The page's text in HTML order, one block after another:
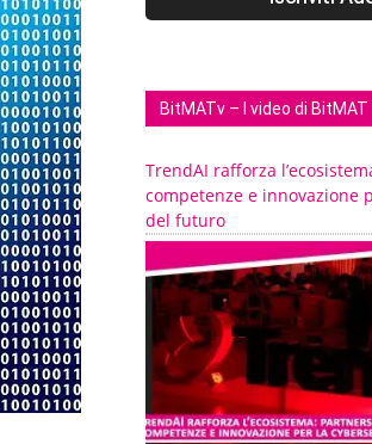
BitMATv – I video di BitMAT
TrendAI rafforza
competenze e innovazione
del futuro